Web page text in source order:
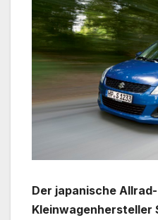
Der japanische
Kleinwagenhersteller